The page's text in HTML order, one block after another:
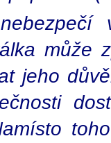
může
jeho